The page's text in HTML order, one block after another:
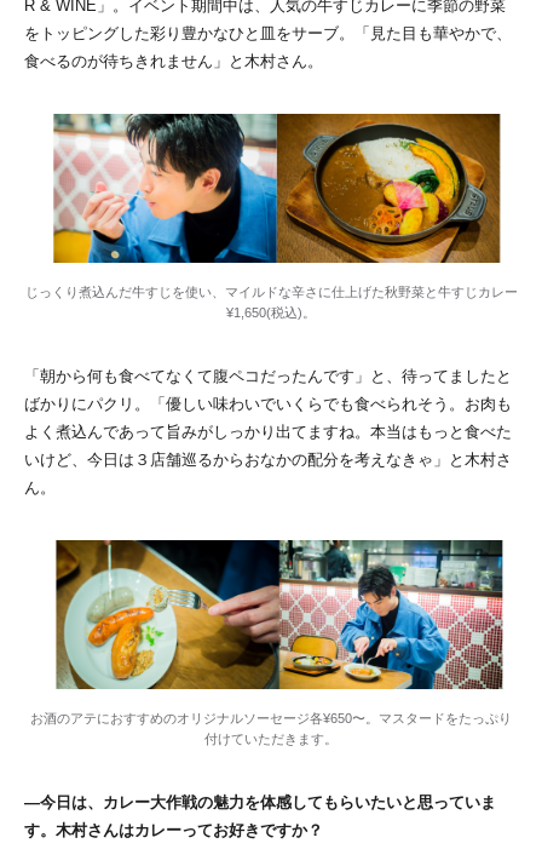
R & WINE」。イベント期間中は、人気の牛すじカレーに季節の野菜
をトッピングした彩り豊かなひと皿をサーブ。「見た目も華やかで、
食べるのが待ちきれません」と木村さん。
じっくり煮込んだ牛すじを使い、マイルドな辛さに仕上げた秋野菜と牛すじカレー
¥1,650(税込)。
「朝から何も食べてなくて腹ペコだったんです」と、待ってましたと
ばかりにパクリ。「優しい味わいでいくらでも食べられそう。お肉も
よく煮込んであって旨みがしっかり出てますね。本当はもっと食べた
いけど、今日は３店舗巡るからおなかの配分を考えなきゃ」と木村さ
ん。
お酒のアテにおすすめのオリジナルソーセージ各¥650〜。マスタードをたっぷり
付けていただきます。
―今日は、カレー大作戦の魅力を体感してもらいたいと思っていま
す。木村さんはカレーってお好きですか？